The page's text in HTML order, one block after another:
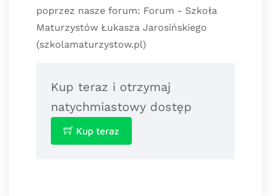
poprzez nasze forum: Forum - Szkoła
Maturzystów Łukasza Jarosińskiego
(szkolamaturzystow.pl)
Kup teraz i otrzymaj
natychmiastowy dostęp
Kup teraz